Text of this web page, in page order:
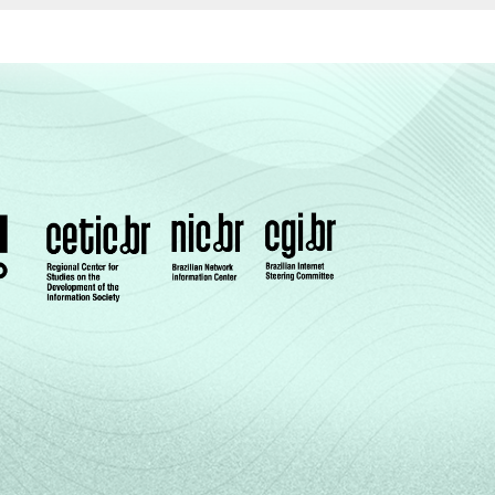
63 59
53
66 61
65
58